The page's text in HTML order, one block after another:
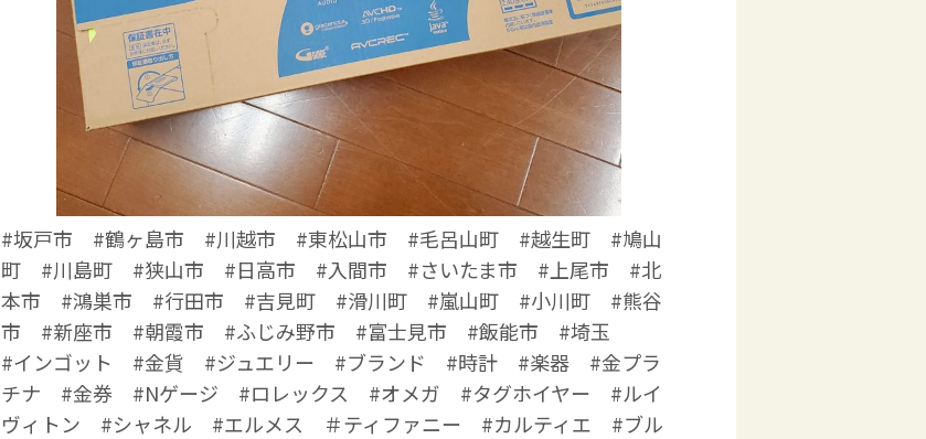
#坂戸市 #鶴ヶ島市 #川越市 #東松山市 #毛呂山町 #越生町 #鳩山
町 #川島町 #狭山市 #日高市 #入間市 #さいたま市 #上尾市 #北
本市 #鴻巣市 #行田市 #吉見町 #滑川町 #嵐山町 #小川町 #熊谷
市 #新座市 #朝霞市 #ふじみ野市 #富士見市 #飯能市 #埼玉
#インゴット #金貨 #ジュエリー #ブランド #時計 #楽器 #金プラ
チナ #金券 #Nゲージ #ロレックス #オメガ #タグホイヤー #ルイ
ヴィトン #シャネル #エルメス ＃ティファニー #カルティエ #ブル